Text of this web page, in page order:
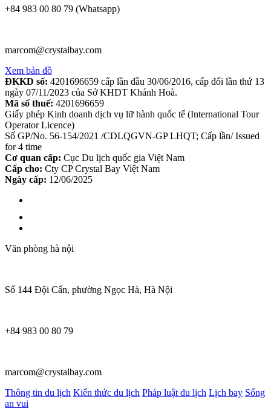
+84 983 00 80 79 (Whatsapp)
marcom@crystalbay.com
Xem bản đồ
ĐKKD số: 4201696659 cấp lần đầu 30/06/2016, cấp đổi lần thứ 13
ngày 07/11/2023 của Sở KHDT Khánh Hoà.
Mã số thuế: 4201696659
Giấy phép Kinh doanh dịch vụ lữ hành quốc tế (International Tour
Operator Licence)
Số GP/No. 56-154/2021 /CDLQGVN-GP LHQT; Cấp lần/ Issued
for 4 time
Cơ quan cấp: Cục Du lịch quốc gia Việt Nam
Cấp cho: Cty CP Crystal Bay Việt Nam
Ngày cấp: 12/06/2025
Văn phòng hà nội
Số 144 Đội Cấn, phường Ngọc Hà, Hà Nội
+84 983 00 80 79
marcom@crystalbay.com
Thông tin du lịch Kiến thức du lịch Pháp luật du lịch Lịch bay Sống
an vui